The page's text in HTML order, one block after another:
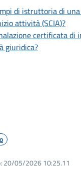
di istruttoria di
attività (SCIA)?
certificata di
giuridica?
20/05/2026 10:25.11